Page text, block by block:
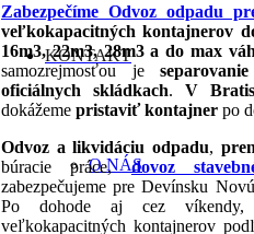
KONTAKT
O NÁS
Zabezpečíme Odvoz odpadu
veľkokapacitných kontajnerov
16m3, 22m3, 28m3 a do max
samozrejmosťou je
oficiálnych skládkach.V
dokážeme pristaviť kontajner po
Odvoz a likvidáciu odpadu,
búracie práce,dovoz
zabezpečujeme pre Devínsku
Po dohode aj cez víkendy,
veľkokapacitných kontajnerov